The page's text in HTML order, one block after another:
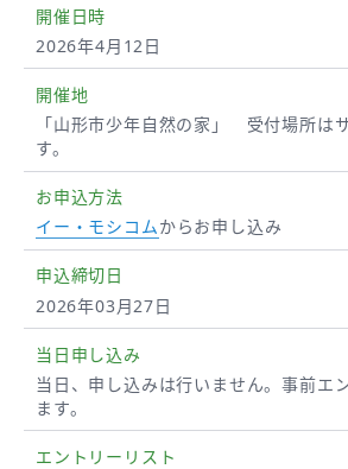
開催日時
2026年4月12日
開催地
「山形市少年自然の家」 受付場所は
す。
お申込方法
イー・モシコムからお申し込み
申込締切日
2026年03月27日
当日申し込み
当日、申し込みは行いません。事前エ
ます。
エントリー リスト